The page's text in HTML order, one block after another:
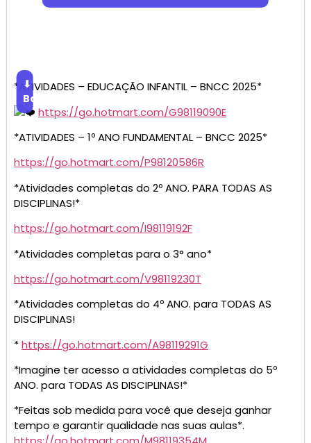
*ATIVIDADES – EDUCAÇÃO INFANTIL – BNCC 2025*
⬇
Baixar
https://go.hotmart.com/G98119090E
*ATIVIDADES – 1º ANO FUNDAMENTAL – BNCC 2025*
https://go.hotmart.com/P98120586R
*Atividades completas do 2º ANO. PARA TODAS AS
DISCIPLINAS!*
https://go.hotmart.com/I98119192F
*Atividades completas para o 3° ano*
https://go.hotmart.com/V98119230T
*Atividades completas do 4º ANO. para TODAS AS
DISCIPLINAS!
*https://go.hotmart.com/A98119291G
*Imagine ter acesso a atividades completas do 5º
ANO. para TODAS AS DISCIPLINAS!*
*Feitas sob medida para você que deseja ganhar
tempo e garantir qualidade nas suas aulas*.